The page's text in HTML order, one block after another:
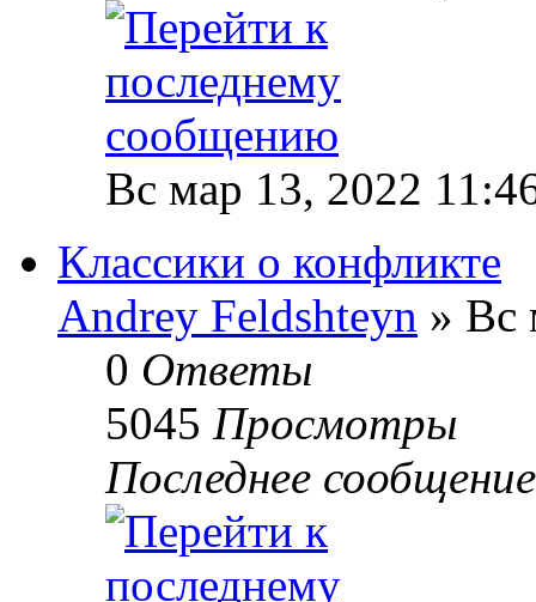
Вс мар 13, 2022
Классики о конфликте
Andrey Feldshteyn » Вс
0 Ответы
5045 Просмотры
Последнее